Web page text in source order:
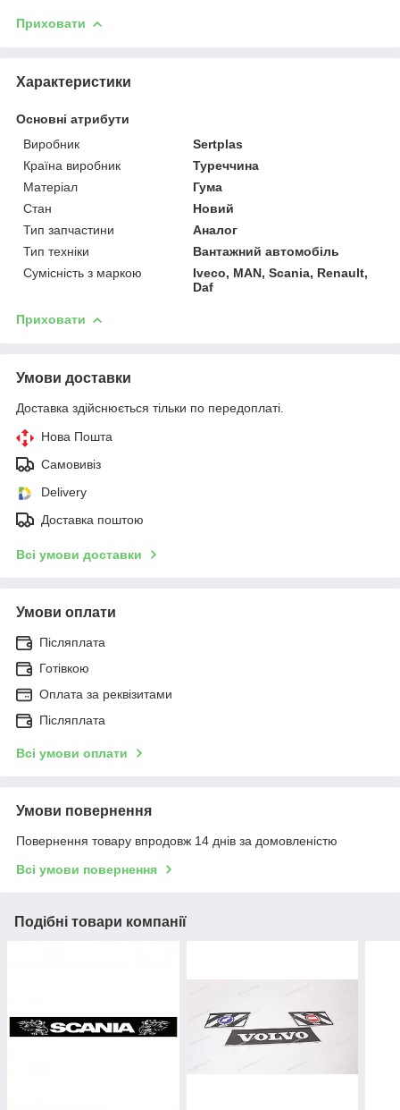
Приховати
Характеристики
Основні атрибути
Виробник
Sertplas
Країна виробник
Туреччина
Матеріал
Гума
Стан
Новий
Тип запчастини
Аналог
Тип техніки
Вантажний автомобіль
Сумісність з маркою
Iveco, MAN, Scania, Renault,
Daf
Приховати
Умови доставки
Доставка здійснюється тільки по передоплаті.
Нова Пошта
Самовивіз
Delivery
Доставка поштою
Всі умови доставки
Умови оплати
Післяплата
Готівкою
Оплата за реквізитами
Післяплата
Всі умови оплати
Умови повернення
Повернення товару впродовж 14 днів за домовленістю
Всі умови повернення
Подібні товари компанії